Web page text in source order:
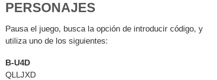
PERSONAJES
Pausa el juego, busca la opción de introducir código, y
utiliza uno de los siguientes:
B-U4D
QLLJXD